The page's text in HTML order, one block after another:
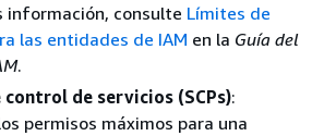
información, consulte Límites de
las entidades de IAM en la Guía del
.
de servicios (SCPs):
permisos máximos para una